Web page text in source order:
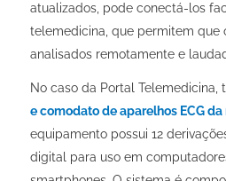
atualizados, pode conectá-los
telemedicina, que permitem que
analisados remotamente e
No caso da Portal Telemedicina,
e comodato de aparelhos ECG
equipamento possui 12
digital para uso em